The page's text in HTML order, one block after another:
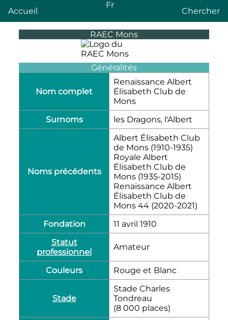
Accueil
Fr
Chercher
RAEC Mons
Généralités
Nom complet
Renaissance Albert
Élisabeth Club de
Mons
Surnoms
les Dragons, l'Albert
Noms précédents
Albert Élisabeth Club
de Mons (1910-1935)
Royale Albert
Élisabeth Club de
Mons (1935-2015)
Renaissance Albert
Élisabeth Club de
Mons 44 (2020-2021)
Fondation
11 avril 1910
Statut
professionnel
Amateur
Couleurs Rouge et Blanc
Stade
Stade Charles
Tondreau
(8 000 places)